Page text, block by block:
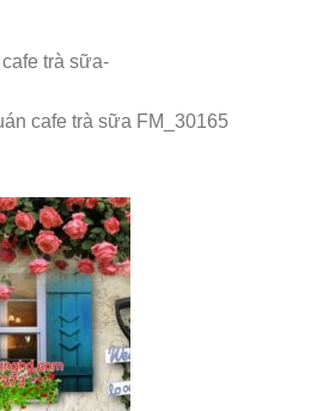
cafe trà sữa FM_30165